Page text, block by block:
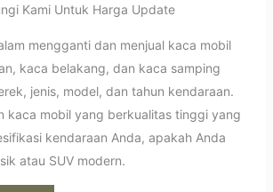
Kami Untuk Harga Update
mengganti dan menjual kaca mobil
kaca belakang, dan kaca samping
jenis, model, dan tahun kendaraan.
kaca mobil yang berkualitas tinggi yang
kendaraan Anda, apakah Anda
atau SUV modern.